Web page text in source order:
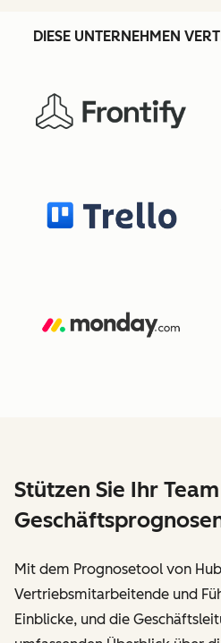
DIESE UNTERNEHMEN
Stützen Sie Ihr
Mit dem Prognosetool von
Vertriebsmitarbeitende und
Einblicke, und die